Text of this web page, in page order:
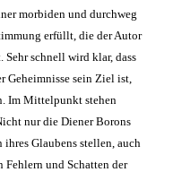
morbiden und durchweg
erfüllt, die der Autor
Sehr schnell wird klar, dass
Geheimnisse sein Ziel ist,
Im Mittelpunkt stehen
nur die Diener Borons
ihres Glaubens stellen, auch
Fehlern und Schatten der